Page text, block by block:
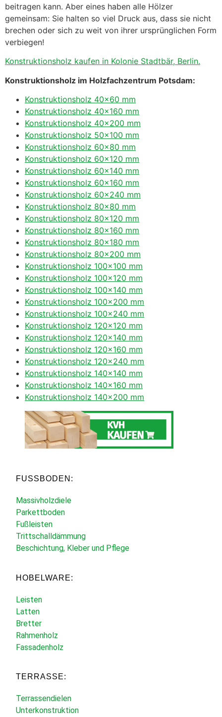
beitragen kann. Aber eines haben alle Hölzer
gemeinsam: Sie halten so viel Druck aus, dass sie nicht
brechen oder sich zu weit von ihrer ursprünglichen Form
verbiegen!
Konstruktionsholz kaufen in Kolonie Stadtbär, Berlin.
Konstruktionsholz im Holzfachzentrum Potsdam:
Konstruktionsholz 40×60 mm
Konstruktionsholz 40×160 mm
Konstruktionsholz 40×200 mm
Konstruktionsholz 50×100 mm
Konstruktionsholz 60×80 mm
Konstruktionsholz 60×120 mm
Konstruktionsholz 60×140 mm
Konstruktionsholz 60×160 mm
Konstruktionsholz 60×240 mm
Konstruktionsholz 80×80 mm
Konstruktionsholz 80×120 mm
Konstruktionsholz 80×160 mm
Konstruktionsholz 80×180 mm
Konstruktionsholz 80×200 mm
Konstruktionsholz 100×100 mm
Konstruktionsholz 100×120 mm
Konstruktionsholz 100×140 mm
Konstruktionsholz 100×200 mm
Konstruktionsholz 100×240 mm
Konstruktionsholz 120×120 mm
Konstruktionsholz 120×140 mm
Konstruktionsholz 120×160 mm
Konstruktionsholz 120×240 mm
Konstruktionsholz 140×140 mm
Konstruktionsholz 140×160 mm
Konstruktionsholz 140×200 mm
FUSSBODEN:
Massivholzdiele
Parkettboden
Fußleisten
Trittschalldämmung
Beschichtung, Kleber und Pflege
HOBELWARE:
Leisten
Latten
Bretter
Rahmenholz
Fassadenholz
TERRASSE:
Terrassendielen
Unterkonstruktion